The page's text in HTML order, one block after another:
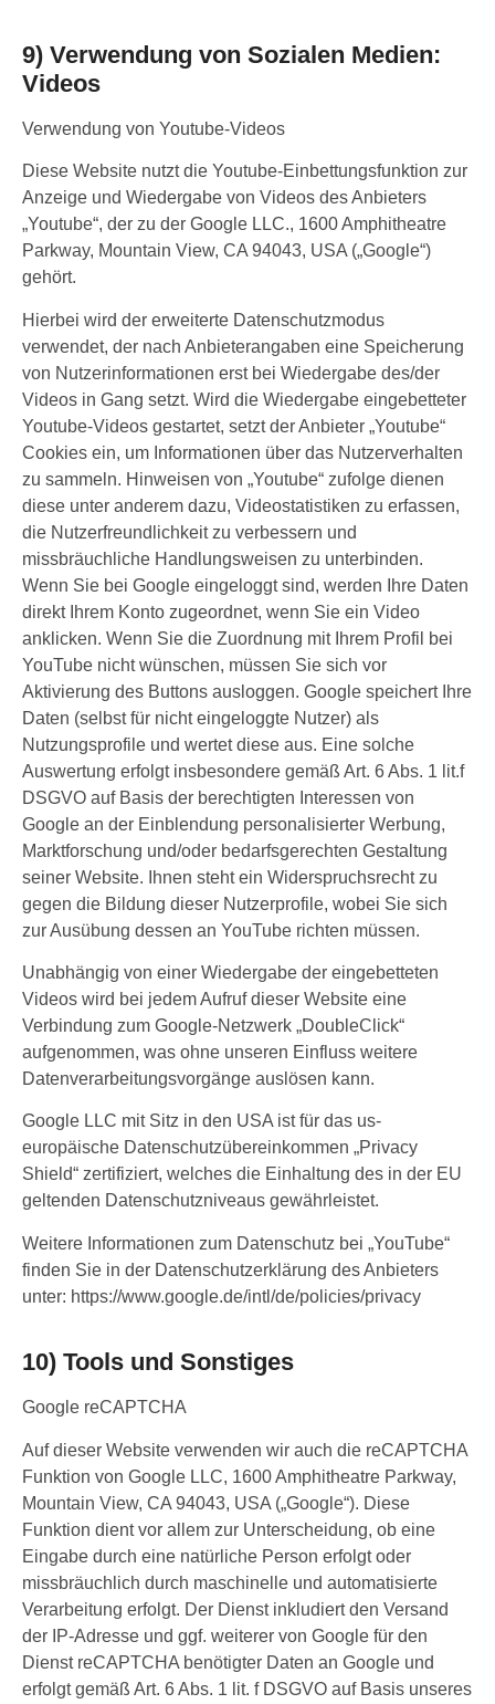
9) Verwendung von Sozialen Medien:
Videos
Verwendung von Youtube-Videos
Diese Website nutzt die Youtube-Einbettungsfunktion zur
Anzeige und Wiedergabe von Videos des Anbieters
„Youtube“, der zu der Google LLC., 1600 Amphitheatre
Parkway, Mountain View, CA 94043, USA („Google“)
gehört.
Hierbei wird der erweiterte Datenschutzmodus
verwendet, der nach Anbieterangaben eine Speicherung
von Nutzerinformationen erst bei Wiedergabe des/der
Videos in Gang setzt. Wird die Wiedergabe eingebetteter
Youtube-Videos gestartet, setzt der Anbieter „Youtube“
Cookies ein, um Informationen über das Nutzerverhalten
zu sammeln. Hinweisen von „Youtube“ zufolge dienen
diese unter anderem dazu, Videostatistiken zu erfassen,
die Nutzerfreundlichkeit zu verbessern und
missbräuchliche Handlungsweisen zu unterbinden.
Wenn Sie bei Google eingeloggt sind, werden Ihre Daten
direkt Ihrem Konto zugeordnet, wenn Sie ein Video
anklicken. Wenn Sie die Zuordnung mit Ihrem Profil bei
YouTube nicht wünschen, müssen Sie sich vor
Aktivierung des Buttons ausloggen. Google speichert Ihre
Daten (selbst für nicht eingeloggte Nutzer) als
Nutzungsprofile und wertet diese aus. Eine solche
Auswertung erfolgt insbesondere gemäß Art. 6 Abs. 1 lit.f
DSGVO auf Basis der berechtigten Interessen von
Google an der Einblendung personalisierter Werbung,
Marktforschung und/oder bedarfsgerechten Gestaltung
seiner Website. Ihnen steht ein Widerspruchsrecht zu
gegen die Bildung dieser Nutzerprofile, wobei Sie sich
zur Ausübung dessen an YouTube richten müssen.
Unabhängig von einer Wiedergabe der eingebetteten
Videos wird bei jedem Aufruf dieser Website eine
Verbindung zum Google-Netzwerk „DoubleClick“
aufgenommen, was ohne unseren Einfluss weitere
Datenverarbeitungsvorgänge auslösen kann.
Google LLC mit Sitz in den USA ist für das us-
europäische Datenschutzübereinkommen „Privacy
Shield“ zertifiziert, welches die Einhaltung des in der EU
geltenden Datenschutzniveaus gewährleistet.
Weitere Informationen zum Datenschutz bei „YouTube“
finden Sie in der Datenschutzerklärung des Anbieters
unter: https://www.google.de/intl/de/policies/privacy
10) Tools und Sonstiges
Google reCAPTCHA
Auf dieser Website verwenden wir auch die reCAPTCHA
Funktion von Google LLC, 1600 Amphitheatre Parkway,
Mountain View, CA 94043, USA („Google“). Diese
Funktion dient vor allem zur Unterscheidung, ob eine
Eingabe durch eine natürliche Person erfolgt oder
missbräuchlich durch maschinelle und automatisierte
Verarbeitung erfolgt. Der Dienst inkludiert den Versand
der IP-Adresse und ggf. weiterer von Google für den
Dienst reCAPTCHA benötigter Daten an Google und
erfolgt gemäß Art. 6 Abs. 1 lit. f DSGVO auf Basis unseres